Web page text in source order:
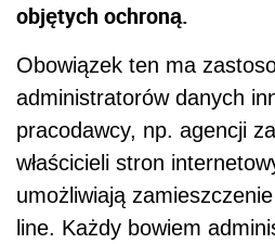
objętych ochroną.
Obowiązek ten ma
administratorów danych
pracodawcy, np. agencji
właścicieli stron
umożliwiają
line. Każdy bowiem